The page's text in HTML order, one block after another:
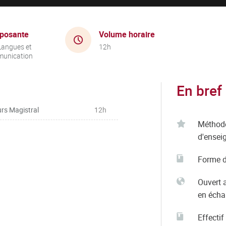
et
Volume horaire
12h
Magistral 12h
En bref
Forme
Ouvert
en
Effectif